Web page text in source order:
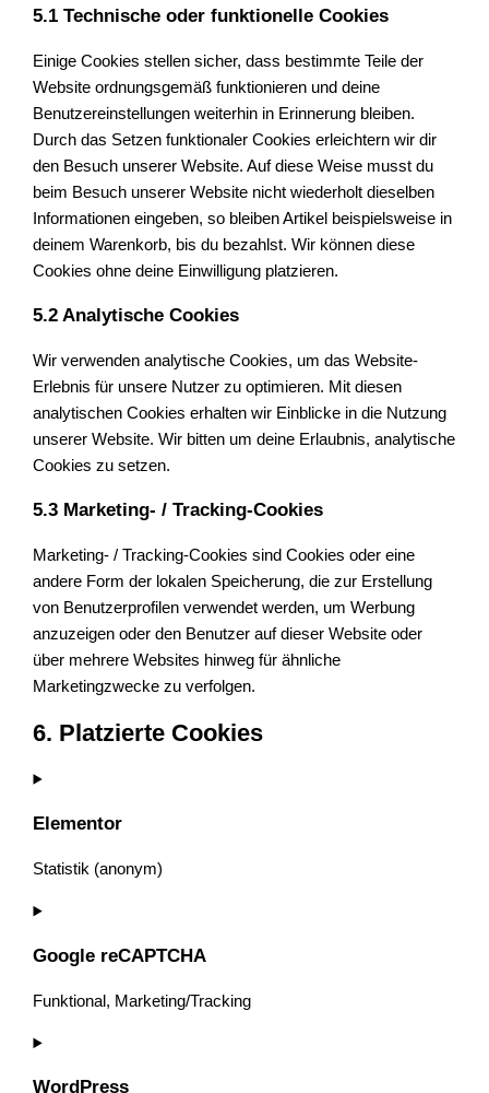
5.1 Technische oder funktionelle Cookies
Einige Cookies stellen sicher, dass bestimmte Teile der
Website ordnungsgemäß funktionieren und deine
Benutzereinstellungen weiterhin in Erinnerung bleiben.
Durch das Setzen funktionaler Cookies erleichtern wir dir
den Besuch unserer Website. Auf diese Weise musst du
beim Besuch unserer Website nicht wiederholt dieselben
Informationen eingeben, so bleiben Artikel beispielsweise in
deinem Warenkorb, bis du bezahlst. Wir können diese
Cookies ohne deine Einwilligung platzieren.
5.2 Analytische Cookies
Wir verwenden analytische Cookies, um das Website-
Erlebnis für unsere Nutzer zu optimieren. Mit diesen
analytischen Cookies erhalten wir Einblicke in die Nutzung
unserer Website. Wir bitten um deine Erlaubnis, analytische
Cookies zu setzen.
5.3 Marketing- / Tracking-Cookies
Marketing- / Tracking-Cookies sind Cookies oder eine
andere Form der lokalen Speicherung, die zur Erstellung
von Benutzerprofilen verwendet werden, um Werbung
anzuzeigen oder den Benutzer auf dieser Website oder
über mehrere Websites hinweg für ähnliche
Marketingzwecke zu verfolgen.
6. Platzierte Cookies
Elementor
Statistik (anonym)
Google reCAPTCHA
Funktional, Marketing/Tracking
WordPress